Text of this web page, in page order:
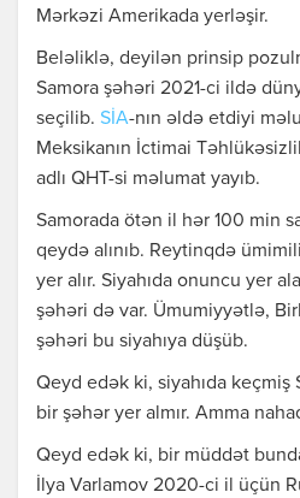
Mərkəzi Amerikada yerləşir.
Beləliklə, deyilən prinsip
Samora şəhəri 2021-ci ildə
seçilib. SİA-nın əldə etdiyi
Meksikanın İctimai
adlı QHT-si məlumat yayıb.
Samorada ötən il hər 100 min
qeydə alınıb. Reytinqdə
yer alır. Siyahıda onuncu yer
şəhəri də var. Ümumiyyətlə,
şəhəri bu siyahıya düşüb.
Qeyd edək ki, siyahıda keçmiş
bir şəhər yer almır. Amma
Qeyd edək ki, bir müddət
İlya Varlamov 2020-ci il üçün